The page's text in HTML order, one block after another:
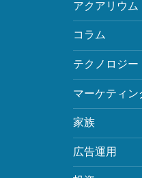
アクアリウム
コラム
テクノロジー
マーケティン
家族
広告運用